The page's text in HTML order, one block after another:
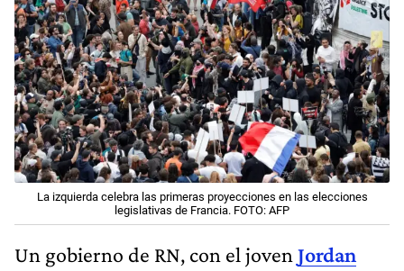
La izquierda celebra las primeras proyecciones en las elecciones
legislativas de Francia. FOTO: AFP
Un gobierno de RN, con el joven Jordan